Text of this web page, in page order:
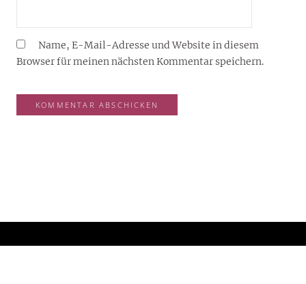
Name, E-Mail-Adresse und Website in diesem
Browser für meinen nächsten Kommentar speichern.